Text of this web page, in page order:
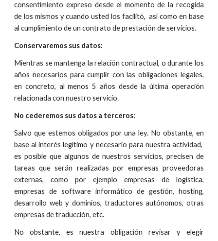
consentimiento expreso desde el momento de la recogida
de los mismos y cuando usted los facilitó, así como en base
al cumplimiento de un contrato de prestación de servicios.
Conservaremos sus datos:
Mientras se mantenga la relación contractual, o durante los
años necesarios para cumplir con las obligaciones legales,
en concreto, al menos 5 años desde la última operación
relacionada con nuestro servicio.
No cederemos sus datos a terceros:
Salvo que estemos obligados por una ley. No obstante, en
base al interés legítimo y necesario para nuestra actividad,
es posible que algunos de nuestros servicios, precisen de
tareas que serán realizadas por empresas proveedoras
externas, como por ejemplo empresas de logística,
empresas de software informático de gestión, hosting,
desarrollo web y dominios, traductores autónomos, otras
empresas de traducción, etc.
No obstante, es nuestra obligación revisar y elegir